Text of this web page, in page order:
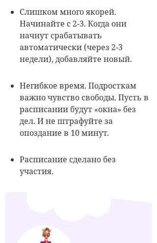
Слишком много якорей.
Начинайте с 2-3. Когда они
начнут срабатывать
автоматически (через 2-3
недели), добавляйте новый.
Негибкое время. Подросткам
важно чувство свободы. Пусть в
расписании будут «окна» без
дел. И не штрафуйте за
опоздание в 10 минут.
Расписание сделано без
участия.